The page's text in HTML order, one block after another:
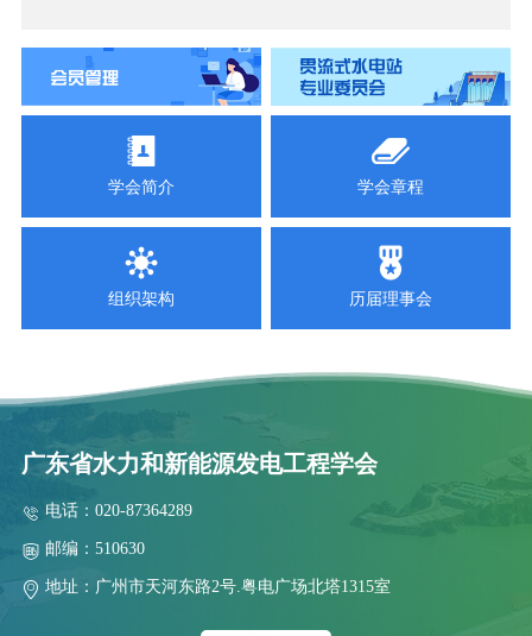
2025-10-17
关于召开风电新政策专题解读及技术培训活动的通知
2025-09-18
关于召开2025 年南方省（区）水电学会联络会暨学会工作交流会
2025-09-11
关于举办“智慧电厂”技术交流活动的通知
关于召开抽水蓄能高压水道建设技术交流会的通知
关于表彰南方省（区）第五届水电厂技能竞赛团体奖和个人奖的
2025-08-08
关于联合召开云、贵、川、桂、湘、粤、青、鄂、赣、陕十省（
关于召开抽水蓄能高压水道建设技术交流会预通知
2025-07-28
2025年水电站运行管理及检修技术研讨会第二轮通知
学会简介 学会章程
组织架构 历届理事会
广东省水力和新能源发电工程学会
电话：020-87364289
邮编：510630
地址：广州市天河东路2号.粤电广场北塔1315室